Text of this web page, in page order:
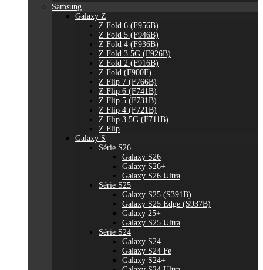
Samsung
Galaxy Z
Z Fold 6 (F956B)
Z Fold 5 (F946B)
Z Fold 4 (F936B)
Z Fold 3 5G (F926B)
Z Fold 2 (F916B)
Z Fold (F900F)
Z Flip 7 (F766B)
Z Flip 6 (F741B)
Z Flip 5 (F731B)
Z Flip 4 (F721B)
Z Flip 3 5G (F711B)
Z Flip
Galaxy S
Série S26
Galaxy S26
Galaxy S26+
Galaxy S26 Ultra
Série S25
Galaxy S25 (S391B)
Galaxy S25 Edge (S937B)
Galaxy 25+
Galaxy S25 Ultra
Série S24
Galaxy S24
Galaxy S24 Fe
Galaxy S24+